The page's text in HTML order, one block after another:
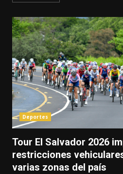
Deportes
Tour El Salvador 2026
restricciones
varias zonas del país